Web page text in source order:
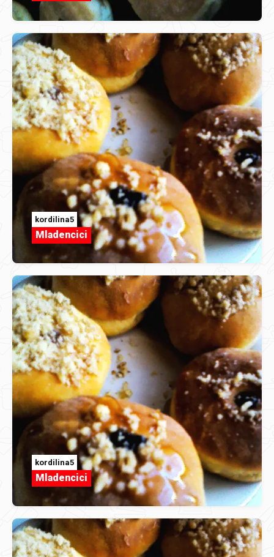
kordilina5
Mladencici
kordilina5
Mladencici